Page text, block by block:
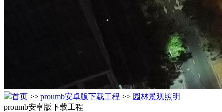
首页 >> proumb安卓版下载工程 >> 园林景观照明
proumb安卓版下载工程